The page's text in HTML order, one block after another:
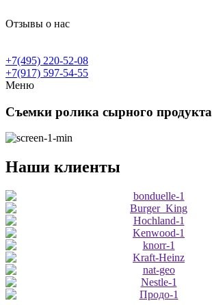
Отзывы о нас
+7(495) 220-52-08
+7(917) 597-54-55
Меню
Съемки ролика сырного продукта
Наши клиенты